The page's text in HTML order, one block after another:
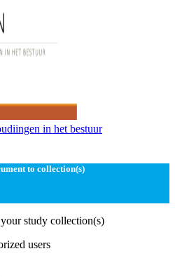
in het bestuur
to collection(s)
study collection(s)
users